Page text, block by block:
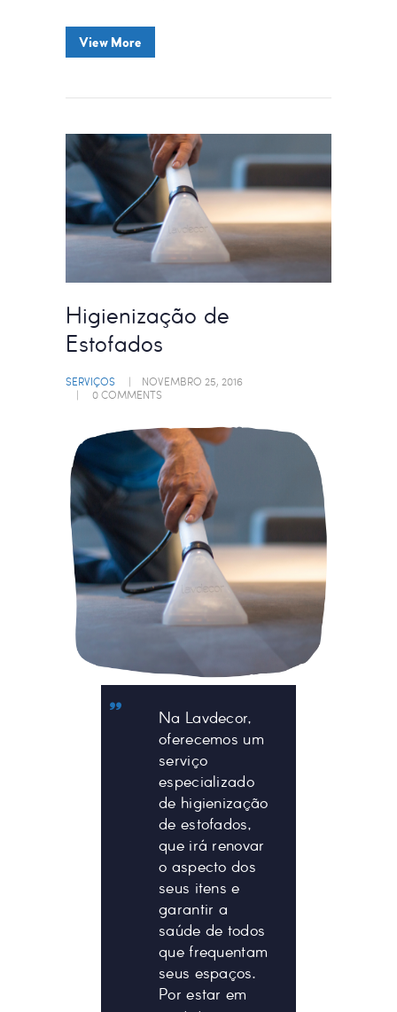
View More
Higienização de
Estofados
SERVIÇOS
NOVEMBRO 25, 2016
0COMMENTS
Na Lavdecor,
oferecemos um
serviço
especializado
de higienização
de estofados,
que irá renovar
o aspecto dos
seus itens e
garantir a
saúde de todos
que frequentam
seus espaços.
Por estar em